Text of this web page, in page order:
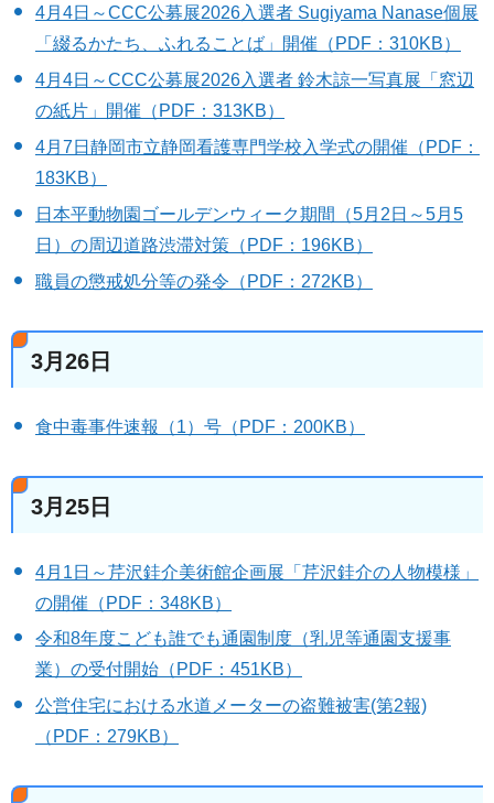
4月4日～CCC公募展2026入選者 Sugiyama Nanase個展
「綴るかたち、ふれることば」開催（PDF：310KB）
4月4日～CCC公募展2026入選者 鈴木諒一写真展「窓辺
の紙片」開催（PDF：313KB）
4月7日静岡市立静岡看護専門学校入学式の開催（PDF：
183KB）
日本平動物園ゴールデンウィーク期間（5月2日～5月5
日）の周辺道路渋滞対策（PDF：196KB）
職員の懲戒処分等の発令（PDF：272KB）
3月26日
食中毒事件速報（1）号（PDF：200KB）
3月25日
4月1日～芹沢銈介美術館企画展「芹沢銈介の人物模様」
の開催（PDF：348KB）
令和8年度こども誰でも通園制度（乳児等通園支援事
業）の受付開始（PDF：451KB）
公営住宅における水道メーターの盗難被害(第2報)
（PDF：279KB）